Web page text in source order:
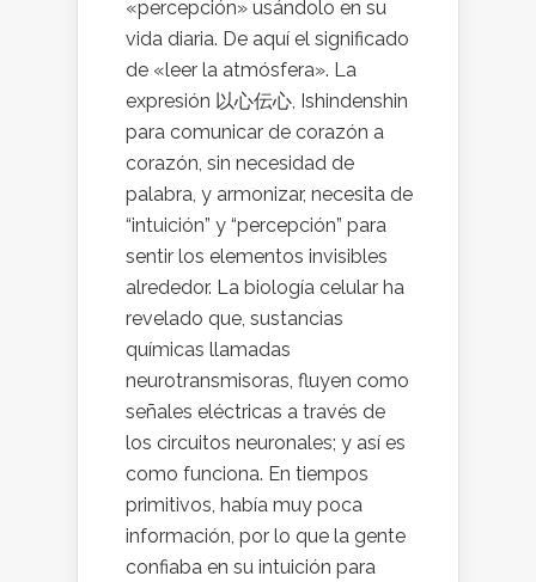
«percepción» usándolo en su
vida diaria. De aquí el significado
de «leer la atmósfera». La
expresión 以心伝心, Ishindenshin
para comunicar de corazón a
corazón, sin necesidad de
palabra, y armonizar, necesita de
“intuición” y “percepción” para
sentir los elementos invisibles
alrededor. La biología celular ha
revelado que, sustancias
químicas llamadas
neurotransmisoras, fluyen como
señales eléctricas a través de
los circuitos neuronales; y así es
como funciona. En tiempos
primitivos, había muy poca
información, por lo que la gente
confiaba en su intuición para